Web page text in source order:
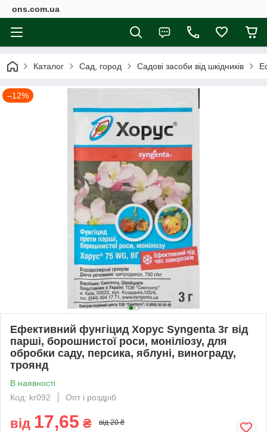
ons.com.ua
Каталог Сад, город Садові засоби від шкідників
–12%
Ефективний фунгіцид Хорус Syngenta 3г від
парші, борошнистої роси, моніліозу, для
обробки саду, персика, яблуні, винограду,
троянд
В наявності
Код: kr092
Опт і роздріб
від 17,65 ₴ від 20 ₴